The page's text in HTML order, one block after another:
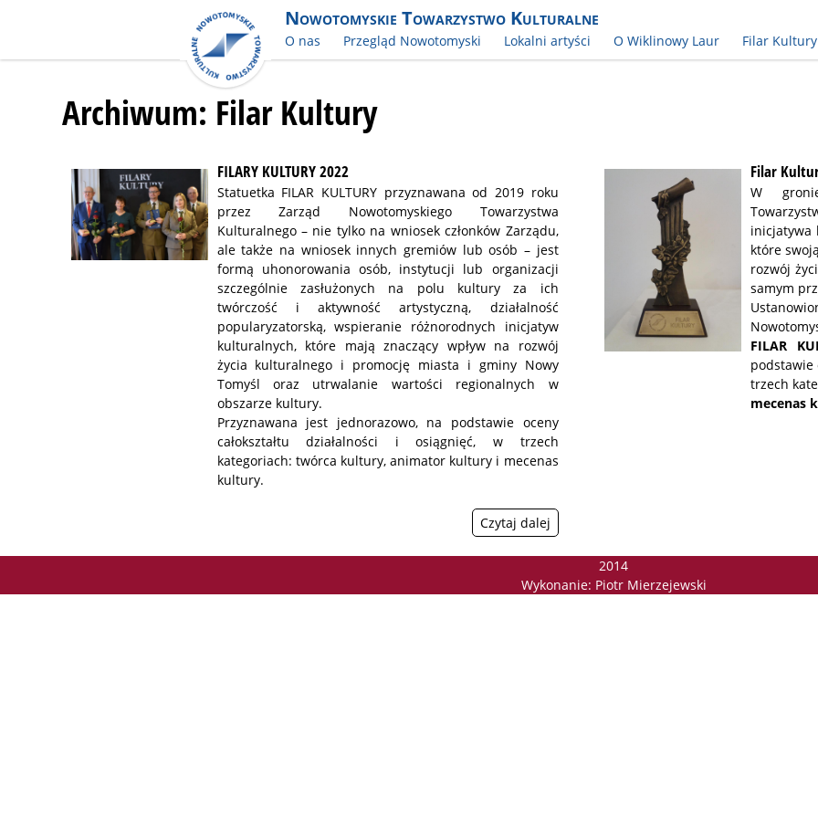
Nowotomyskie Towarzystwo Kulturalne
O nas Przegląd Nowotomyski Lokalni artyści O Wiklinowy Laur Filar Kultury
Archiwum: Filar Kultury
FILARY KULTURY 2022
Statuetka FILAR KULTURY przyznawana od 2019 roku
przez Zarząd Nowotomyskiego Towarzystwa
Kulturalnego – nie tylko na wniosek członków Zarządu,
ale także na wniosek innych gremiów lub osób – jest
formą uhonorowania osób, instytucji lub organizacji
szczególnie zasłużonych na polu kultury za ich
twórczość i aktywność artystyczną, działalność
popularyzatorską, wspieranie różnorodnych inicjatyw
kulturalnych, które mają znaczący wpływ na rozwój
życia kulturalnego i promocję miasta i gminy Nowy
Tomyśl oraz utrwalanie wartości regionalnych w
obszarze kultury.
Przyznawana jest jednorazowo, na podstawie oceny
całokształtu działalności i osiągnięć, w trzech
kategoriach: twórca kultury, animator kultury i mecenas
kultury.
Czytaj dalej
Filar
W
inicjatywa
które
rozwój
samym
FILAR
podstawie
trzech
mecenas
2014
Wykonanie: Piotr Mierzejewski